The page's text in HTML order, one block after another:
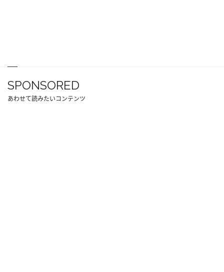
SPONSORED
あわせて読みたいコンテンツ